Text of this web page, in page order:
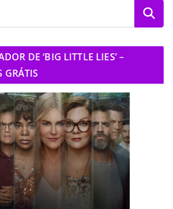
DE ‘BIG LITTLE LIES’ –
GRÁTIS